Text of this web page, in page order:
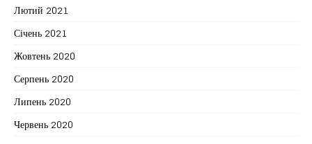
Лютий 2021
Січень 2021
Жовтень 2020
Серпень 2020
Липень 2020
Червень 2020